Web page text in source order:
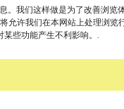
。我们这样做是为了改善浏览
允许我们在本网站上处理浏览
某些功能产生不利影响。.